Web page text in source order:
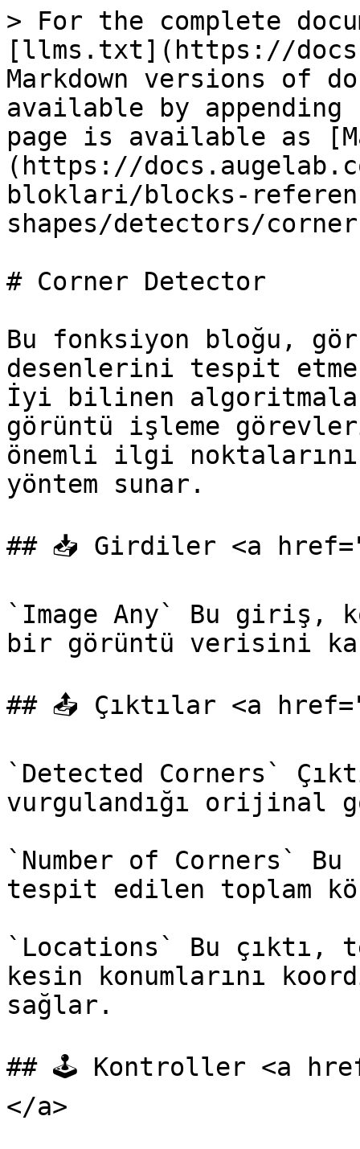
> For the complete
[llms.txt](https://
Markdown versions of
available by
page is available as
(https://
bloklari/blocks-
shapes/detectors/
# Corner Detector
Bu fonksiyon bloğu,
desenlerini tespit etme
İyi bilinen
görüntü işleme
önemli ilgi
yöntem sunar.
## 📥 Girdiler <a
`Image Any` Bu giriş,
bir görüntü verisini
## 📤 Çıktılar <a
`Detected Corners`
vurgulandığı orijinal
`Number of Corners`
tespit edilen toplam
`Locations` Bu çıktı,
kesin konumlarını
sağlar.
## 🕹️ Kontroller <a
</a>